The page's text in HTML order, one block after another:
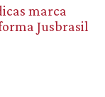
marca
Jusbrasil